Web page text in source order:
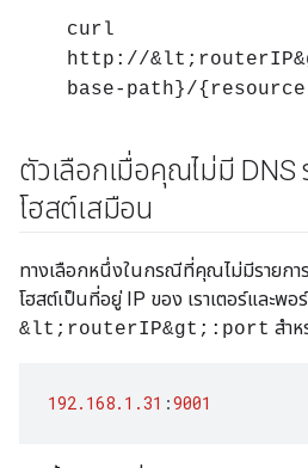
curl
http://
base-path}/
ตัวเลือกเมื่อคุณไม่มี DNS
โฮสต์เสมือน
ทางเลือกหนึ่งในกรณีที่คุณไม่มีรายกา
โฮสต์เป็นที่อยู่ IP ของ เราเตอร์และพ
&lt;routerIP&gt;:port สำห
192.168.1.31 :9001